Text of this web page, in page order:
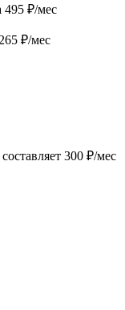
495 ₽/мес
₽/мес
300 ₽/мес